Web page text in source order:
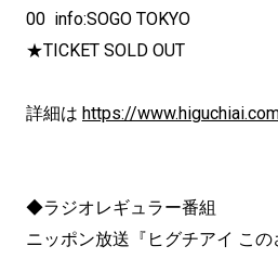
00 info:SOGO TOKYO
★TICKET SOLD OUT
詳細は https://
◆ラジオレギュラー番組
ニッポン放送『ヒグチアイ こ